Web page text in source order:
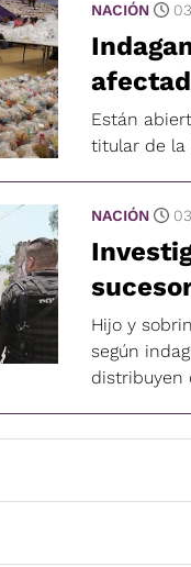
NACIÓN
Están
titular de la
NACIÓN
Hijo y
según
distribuyen